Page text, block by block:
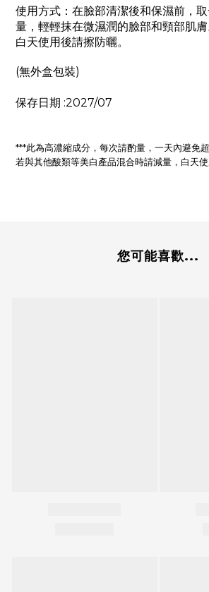
使用方式：在臉部清潔後和保濕前，
量，輕輕抹在微濕潤的臉部和頸部肌膚
白天使用後請擦防曬。
(無外盒包裝)
保存日期 :2027/07
***此為高濃縮成分，每次請酌量，一天內避免
若與其他酸類等美白產品混合時請減量，白天使
您可能喜歡...